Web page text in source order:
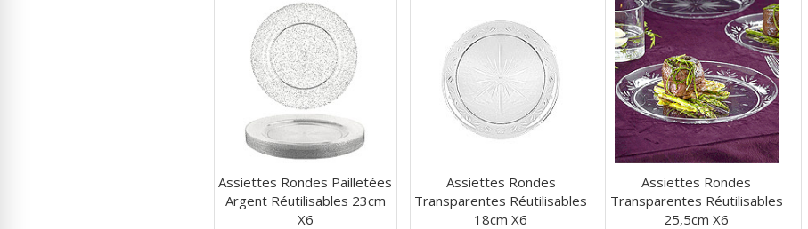
Assiettes Rondes Pailletées
Argent Réutilisables 23cm
X6
Assiettes Rondes
Transparentes Réutilisables
18cm X6
Assiettes Rondes
Transparentes Réutilisables
25,5cm X6